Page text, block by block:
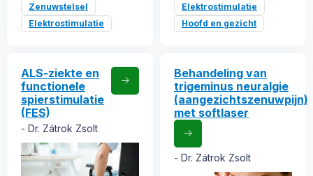
Zenuwstelsel
Elektrostimulatie
Elektrostimulatie
Hoofd en gezicht
ALS-ziekte en
functionele
spierstimulatie
(FES)
Dr. Zátrok Zsolt
Behandeling van
trigeminus neuralgie
(aangezichtszenuwpijn)
met softlaser
Dr. Zátrok Zsolt